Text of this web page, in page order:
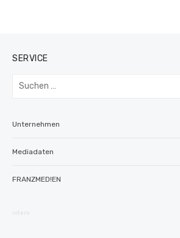
SERVICE
Suchen
Unternehmen
Mediadaten
FRANZMED!EN
intern